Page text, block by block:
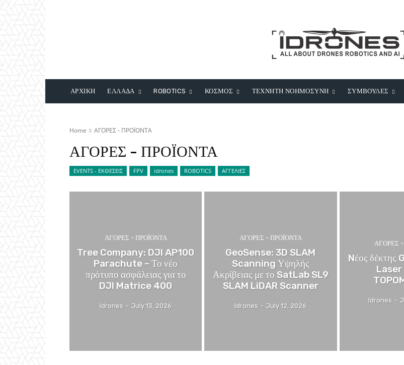
ΑΡΧΙΚΗ ΕΛΛΑΔΑ ROBOTICS ΚΟΣΜΟΣ ΤΕΧΝΗΤΗ ΝΟΗΜΟΣΥΝΗ ΣΥΜΒΟΥΛΕΣ
Home ΑΓΟΡΕΣ - ΠΡΟΪΟΝΤΑ
ΑΓΟΡΕΣ - ΠΡΟΪΟΝΤΑ
EVENTS - ΕΚΘΕΣΕΙΣ FPV idrones ROBOTICS ΑΓΓΕΛΙΕΣ
ΑΓΟΡΕΣ - ΠΡΟΪΟΝΤΑ
Tree Company: DJI AP100
Parachute – Το νέο
πρότυπο ασφάλειας για το
DJI Matrice 400
Idrones - July 13, 2026
ΑΓΟΡΕΣ - ΠΡΟΪΟΝΤΑ
GeoSense: 3D SLAM
Scanning Υψηλής
Ακρίβειας με το SatLab SL9
SLAM LiDAR Scanner
Idrones - July 12, 2026
ΑΓΟΡΕΣ
Nέος δέκτης
Laser
Idrones -